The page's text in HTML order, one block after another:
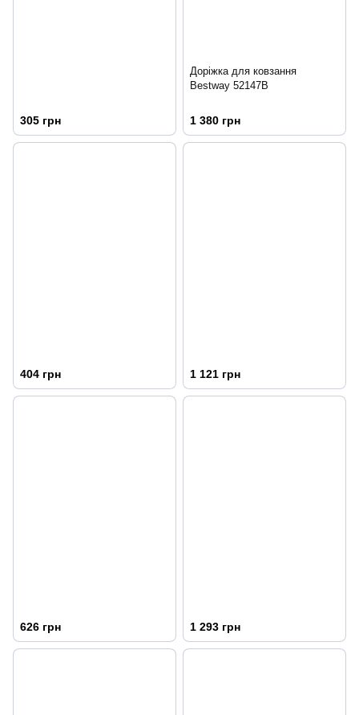
305 грн
Доріжка для ковзання
Bestway 52147B
1 380 грн
404 грн 1 121 грн
626 грн 1 293 грн